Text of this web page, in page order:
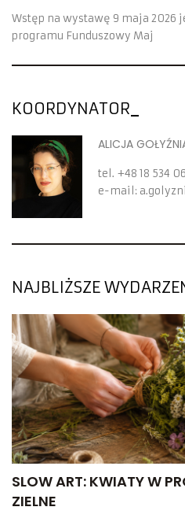
Wstęp na wystawę 9 maja 2026
programu Funduszowy Maj
KOORDYNATOR
ALICJA
tel. +48 18 534
e-mail:
NAJBLIŻSZE
SLOW ART: KWIATY W
ZIELNE